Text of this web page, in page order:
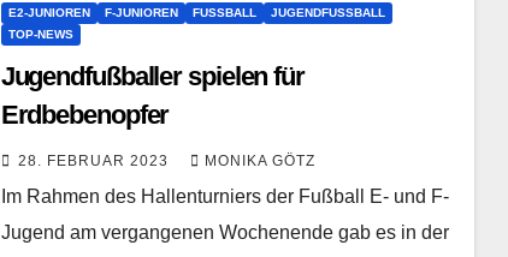
E2-JUNIOREN F-JUNIOREN FUSSBALL
JUGENDFUSSBALL
TOP-NEWS
Jugendfußballer spielen für
Erdbebenopfer
28. FEBRUAR 2023 MONIKA GÖTZ
Im Rahmen des Hallenturniers der Fußball E- und F-
Jugend am vergangenen Wochenende gab es in der